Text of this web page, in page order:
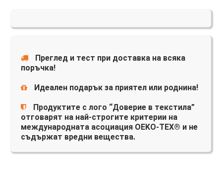
Преглед и тест при доставка на всяка
поръчка!
Идеален подарък за приятел или роднина!
Продуктите с лого “Доверие в текстила”
отговарят на най-строгите критерии на
международната асоциация OEKO-TEX® и не
съдържат вредни вещества.